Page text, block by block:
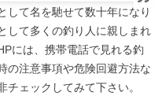
して名を馳せて数十年になり
して多くの釣り人に親しまれ
には、携帯電話で見れる釣
の注意事項や危険回避方法な
ェックしてみて下さい。